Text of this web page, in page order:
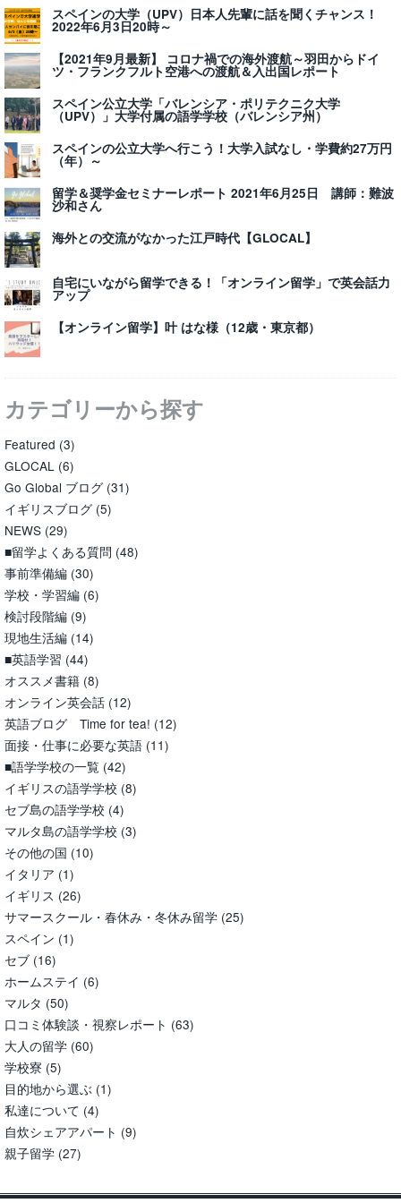
スペインの大学（UPV）日本人先輩に話を聞くチャンス！
2022年6月3日20時～
【2021年9月最新】 コロナ禍での海外渡航～羽田からドイ
ツ・フランクフルト空港への渡航＆入出国レポート
スペイン公立大学「バレンシア・ポリテクニク大学
（UPV）」大学付属の語学学校（バレンシア州）
スペインの公立大学へ行こう！大学入試なし・学費約27万円
（年）～
留学＆奨学金セミナーレポート 2021年6月25日 講師：難波
沙和さん
海外との交流がなかった江戸時代【GLOCAL】
自宅にいながら留学できる！「オンライン留学」で英会話力
アップ
【オンライン留学】叶 はな様（12歳・東京都）
カテゴリーから探す
Featured (3)
GLOCAL (6)
Go Global ブログ (31)
イギリスブログ (5)
NEWS (29)
■留学よくある質問 (48)
事前準備編 (30)
学校・学習編 (6)
検討段階編 (9)
現地生活編 (14)
■英語学習 (44)
オススメ書籍 (8)
オンライン英会話 (12)
英語ブログ Time for tea! (12)
面接・仕事に必要な英語 (11)
■語学学校の一覧 (42)
イギリスの語学学校 (8)
セブ島の語学学校 (4)
マルタ島の語学学校 (3)
その他の国 (10)
イタリア (1)
イギリス (26)
サマースクール・春休み・冬休み留学 (25)
スペイン (1)
セブ (16)
ホームステイ (6)
マルタ (50)
口コミ体験談・視察レポート (63)
大人の留学 (60)
学校寮 (5)
目的地から選ぶ (1)
私達について (4)
自炊シェアアパート (9)
親子留学 (27)